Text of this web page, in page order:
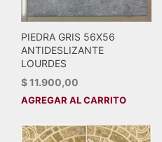
PIEDRA GRIS 56X56
ANTIDESLIZANTE
LOURDES
$11.900,00
AGREGAR AL CARRITO